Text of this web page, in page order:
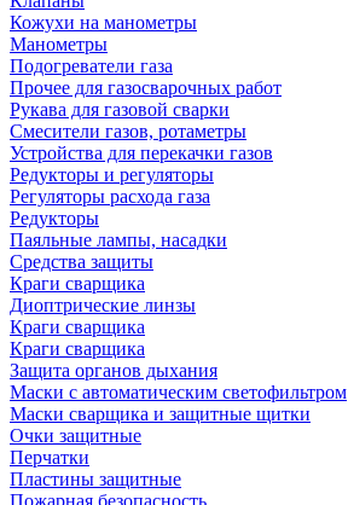
Кожухи на манометры
Манометры
Подогреватели газа
Прочее для газосварочных работ
Рукава для газовой сварки
Смесители газов, ротаметры
Устройства для перекачки газов
Редукторы и регуляторы
Регуляторы расхода газа
Редукторы
Паяльные лампы, насадки
Средства защиты
Краги сварщика
Диоптрические линзы
Краги сварщика
Краги сварщика
Защита органов дыхания
Маски с автоматическим светофильтром
Маски сварщика и защитные щитки
Очки защитные
Перчатки
Пластины защитные
Пожарная безопасность